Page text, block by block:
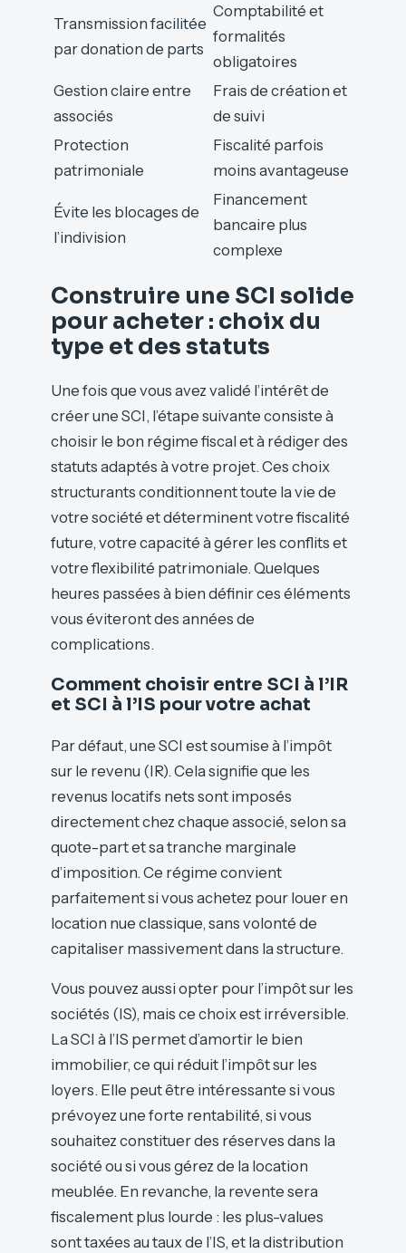
Transmission facilitée
par donation de parts
Comptabilité et
formalités
obligatoires
Gestion claire entre
associés
Frais de création et
de suivi
Protection
patrimoniale
Fiscalité parfois
moins avantageuse
Évite les blocages de
l’indivision
Financement
bancaire plus
complexe
Construire une SCI solide
pour acheter : choix du
type et des statuts
Une fois que vous avez validé l’intérêt de
créer une SCI, l’étape suivante consiste à
choisir le bon régime fiscal et à rédiger des
statuts adaptés à votre projet. Ces choix
structurants conditionnent toute la vie de
votre société et déterminent votre fiscalité
future, votre capacité à gérer les conflits et
votre flexibilité patrimoniale. Quelques
heures passées à bien définir ces éléments
vous éviteront des années de
complications.
Comment choisir entre SCI à l’IR
et SCI à l’IS pour votre achat
Par défaut, une SCI est soumise à l’impôt
sur le revenu (IR). Cela signifie que les
revenus locatifs nets sont imposés
directement chez chaque associé, selon sa
quote-part et sa tranche marginale
d’imposition. Ce régime convient
parfaitement si vous achetez pour louer en
location nue classique, sans volonté de
capitaliser massivement dans la structure.
Vous pouvez aussi opter pour l’impôt sur les
sociétés (IS), mais ce choix est irréversible.
La SCI à l’IS permet d’amortir le bien
immobilier, ce qui réduit l’impôt sur les
loyers. Elle peut être intéressante si vous
prévoyez une forte rentabilité, si vous
souhaitez constituer des réserves dans la
société ou si vous gérez de la location
meublée. En revanche, la revente sera
fiscalement plus lourde : les plus-values
sont taxées au taux de l’IS, et la distribution